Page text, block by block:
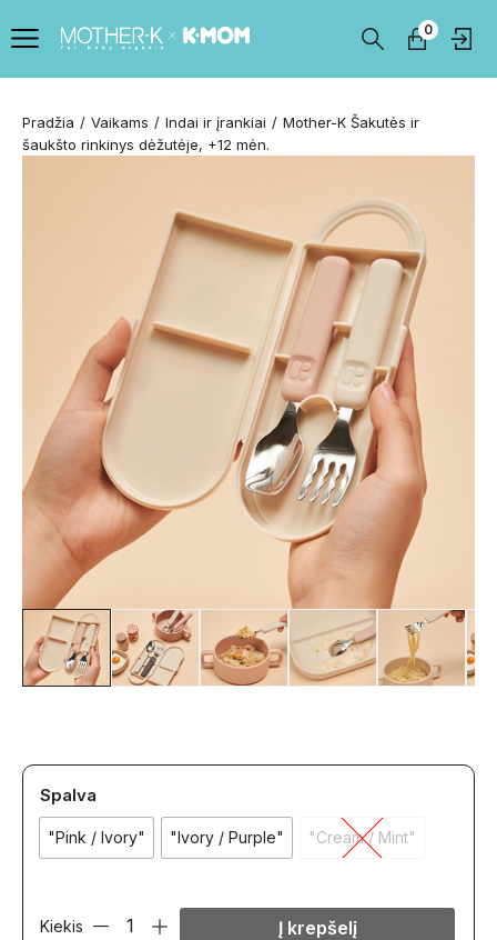
0
Pradžia Vaikams Indai ir įrankiai
Mother-K Šakutės ir
šaukšto rinkinys dėžutėje, +12 mėn.
Spalva
"Pink / Ivory" "Ivory / Purple" "Cream / Mint"
Kiekis Į krepšelį